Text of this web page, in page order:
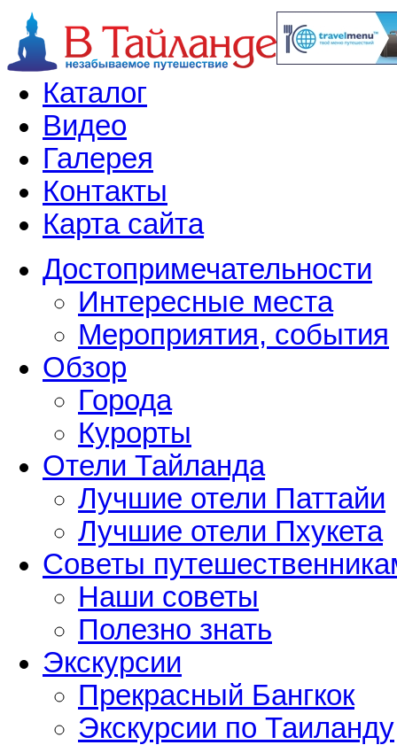
Каталог
Видео
Галерея
Контакты
Карта сайта
Достопримечательности
Интересные места
Мероприятия, события
Обзор
Города
Курорты
Отели Тайланда
Лучшие отели Паттайи
Лучшие отели Пхукета
Советы
Наши советы
Полезно знать
Экскурсии
Прекрасный Бангкок
Экскурсии по Таиланду